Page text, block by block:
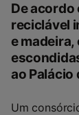
De acordo
reciclável
e
ao Palácio
Um